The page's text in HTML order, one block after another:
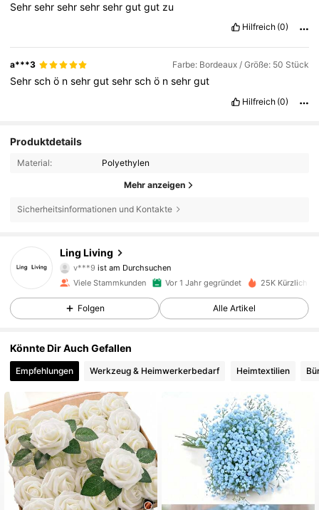
Sehrsehrsehrsehrsehrgutgut zu
Hilfreich (0)
a***3 Farbe: Bordeaux / Größe: 50 Stück
Sehrschö nsehrgutsehrschö nsehrgut
Hilfreich (0)
Produktdetails
Material: Polyethylen
Mehr anzeigen
Sicherheitsinformationen und Kontakte
Ling Living
v***9ist am Durchsuchen
4,82
281 Follower
4,82 281 Follower
4,82 281 Follower
4,82 281 Follower
4,82 281 Follower
4,82 281 Follower
Viele Stammkunden Vor 1 Jahr gegründet 25K Kürzlich
Folgen Alle Artikel
Könnte Dir Auch Gefallen
Empfehlungen Werkzeug & Heimwerkerbedarf Heimtextilien